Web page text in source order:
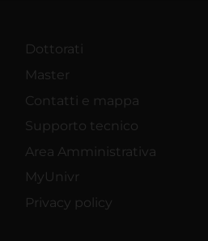
Dottorati
Master
Contatti e mappa
Supporto tecnico
Area Amministrativa
MyUnivr
Privacy policy